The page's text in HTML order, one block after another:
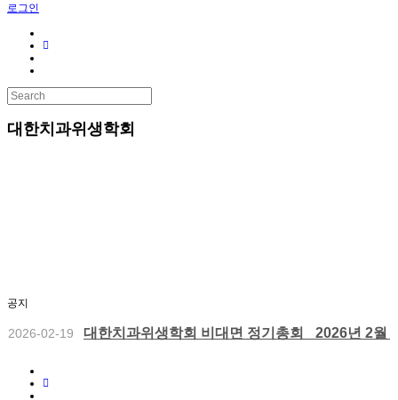
로그인
대한치과위생학회
공지
2026-02-19 대한치과위생학회 비대면 정기총회_ 2026년 2월
2025-11-02